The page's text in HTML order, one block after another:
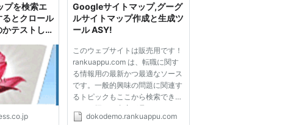
プを検索エ
とクロール
テストして
Googleサイトマップ,グーグ
ルサイトマップ作成と生成ツ
ール ASY!
このウェブサイトは販売用です！
rankuappu.com は、転職に関す
る情報用の最新かつ最適なソース
です。一般的興味の問題に関連す
るトピックもここから検索できま
す。お探しの内容が見つかること
を願っています！
dokodemo.rankuappu.com